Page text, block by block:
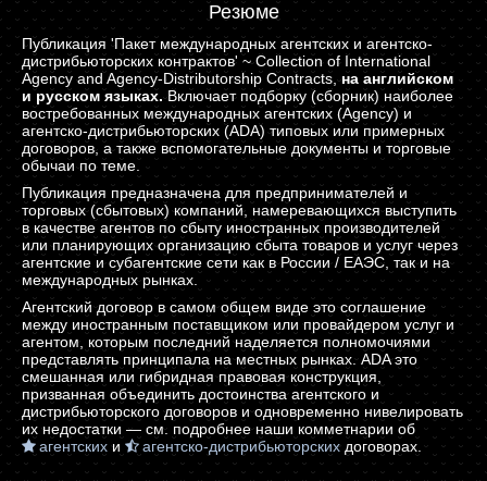
Резюме
Публикация 'Пакет международных агентских и агентско-
дистрибьюторских контрактов' ~ Collection of International
Agency and Agency-Distributorship Contracts,на английском
и русском языках.Включает подборку (сборник) наиболее
востребованных международных агентских (Agency) и
агентско-дистрибьюторских (ADA) типовых или примерных
договоров, а также вспомогательные документы и торговые
обычаи по теме.
Публикация предназначена для предпринимателей и
торговых (сбытовых) компаний, намеревающихся выступить
в качестве агентов по сбыту иностранных производителей
или планирующих организацию сбыта товаров и услуг через
агентские и субагентские сети как в России / ЕАЭС, так и на
международных рынках.
Агентский договор в самом общем виде это соглашение
между иностранным поставщиком или провайдером услуг и
агентом, которым последний наделяется полномочиями
представлять принципала на местных рынках. ADA это
смешанная или гибридная правовая конструкция,
призванная объединить достоинства агентского и
дистрибьюторского договоров и одновременно нивелировать
их недостатки — см. подробнее наши комметнарии об
агентскихи агентско-дистрибьюторскихдоговорах.